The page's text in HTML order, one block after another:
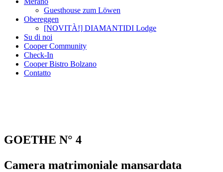
Guesthouse zum Löwen
Obereggen
[NOVITÀ!] DIAMANTIDI Lodge
Su di noi
Cooper Community
Check-In
Cooper Bistro Bolzano
Contatto
GOETHE N° 4
Camera matrimoniale mansardata